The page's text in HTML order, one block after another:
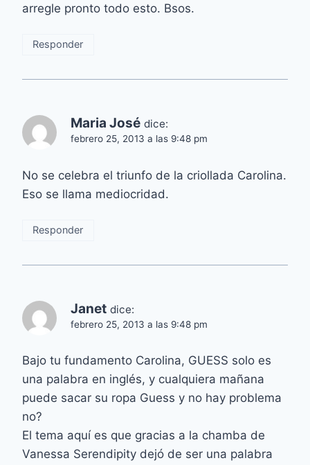
arregle pronto todo esto. Bsos.
Responder
Maria José dice:
febrero 25, 2013 a las 9:48 pm
No se celebra el triunfo de la criollada Carolina.
Eso se llama mediocridad.
Responder
Janet dice:
febrero 25, 2013 a las 9:48 pm
Bajo tu fundamento Carolina, GUESS solo es
una palabra en inglés, y cualquiera mañana
puede sacar su ropa Guess y no hay problema
no?
El tema aquí es que gracias a la chamba de
Vanessa Serendipity dejó de ser una palabra